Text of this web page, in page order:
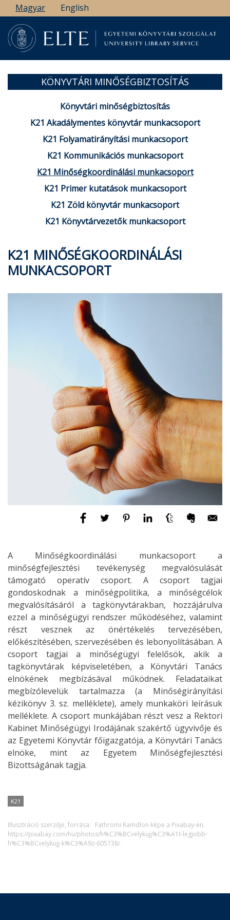
Ugrás
a
tartalomra
Magyar English
KÖNYVTÁRI MINŐSÉGBIZTOSÍTÁS
Könyvtári minőségbiztosítás
K21 Akadálymentes könyvtár munkacsoport
K21 Folyamatirányítási munkacsoport
K21 Kommunikációs munkacsoport
K21 Minőségkoordinálási munkacsoport
K21 Primer kutatások munkacsoport
K21 Zöld könyvtár munkacsoport
K21 Könyvtárvezetők munkacsoport
K21 MINŐSÉGKOORDINÁLÁSI
MUNKACSOPORT
A Minőségkoordinálási munkacsoport a
minőségfejlesztési tevékenység megvalósulását
támogató operatív csoport. A csoport tagjai
gondoskodnak a minőségpolitika, a minőségcélok
megvalósításáról a tagkönyvtárakban, hozzájárulva
ezzel a minőségügyi rendszer működéséhez, valamint
részt vesznek az önértékelés tervezésében,
előkészítésében, szervezésében és lebonyolításában. A
csoport tagjai a minőségügyi felelősök, akik a
tagkönyvtárak képviseletében, a Könyvtári Tanács
elnökének megbízásával működnek. Feladataikat
megbízólevelük tartalmazza (a Minőségirányítási
kézikönyv 3. sz. melléklete), amely munkaköri leírásuk
melléklete. A csoport munkájában részt vesz a Rektori
Kabinet Minőségügyi Irodájának szakértő ügyvivője és
az Egyetemi Könyvtár főigazgatója, a Könyvtári Tanács
elnöke, mint az Egyetem Minőségfejlesztési
Bizottságának tagja.
K21
Illusztráció szerzője, forrása: Fathromi Ramdlon képe a Pixabay-en.
https://pixabay.com/hu/photos/h%C3%BCvelykujj%C3%A1t-legjobb-
h%C3%BCvelykujj-k%C3%A9z-605738/